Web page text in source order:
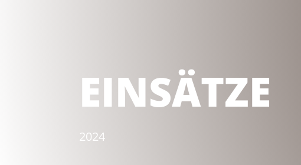
EINSÄTZE
2024